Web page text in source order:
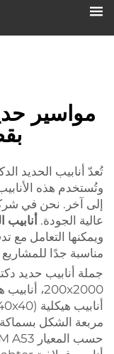
مواسير
تُعدّ أنابيب الحديد
وتُستخدم هذه
عالية الجودة.
ويمكنها التعامل مع
مناسبة جدًا للمشاريع